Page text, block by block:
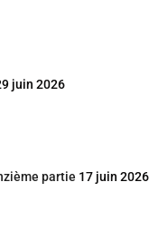
juin 2026
partie 17 juin 2026